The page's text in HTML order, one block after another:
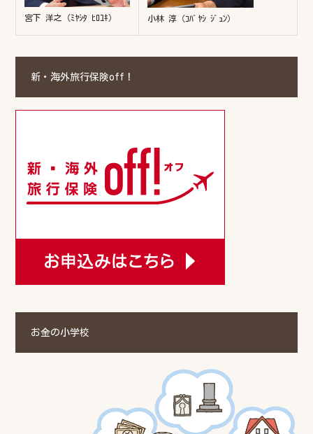
宮下 洋之（ﾐﾔｼﾀ ﾋﾛﾕｷ） 小林 淳（ｺﾊﾞﾔｼ ｼﾞｭﾝ）
新・海外旅行保険off！
お金の小学校